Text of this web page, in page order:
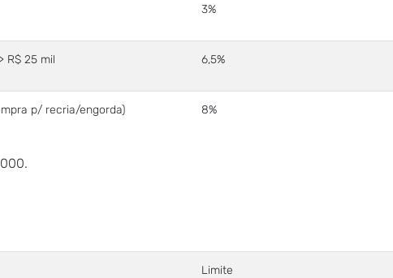
3%
R$ 25 mil 6,5%
p/ recria/engorda) 8%
Limite